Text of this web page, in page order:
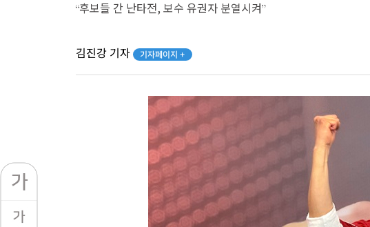
“후보들 간 난타전, 보수 유권자 분열시켜”
김진강 기자 기자페이지 +